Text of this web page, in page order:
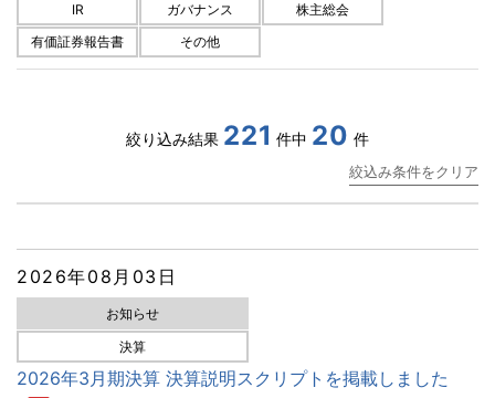
IR
ガバナンス
株主総会
有価証券報告書
その他
絞込み条件をクリア
絞り込み結果 221 件中 20 件
2026年08月03日
お知らせ
決算
2026年3月期決算 決算説明スクリプトを掲載しました